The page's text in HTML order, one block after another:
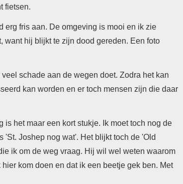
fietsen.
erg fris aan. De omgeving is mooi en ik zie
want hij blijkt te zijn dood gereden. Een foto
schade aan de wegen doet. Zodra het kan
kan worden en er toch mensen zijn die daar
is het maar een kort stukje. Ik moet toch nog de
Joshep nog wat'. Het blijkt toch de 'Old
ik om de weg vraag. Hij wil wel weten waarom
kom doen en dat ik een beetje gek ben. Met